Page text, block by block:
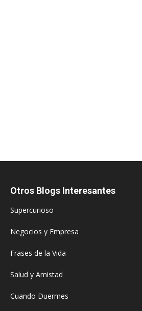
Otros Blogs Interesantes
Supercurioso
Negocios y Empresa
Frases de la Vida
Salud y Amistad
Cuando Duermes